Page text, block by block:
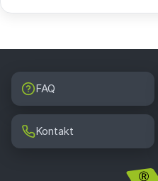
FAQ
Kontakt